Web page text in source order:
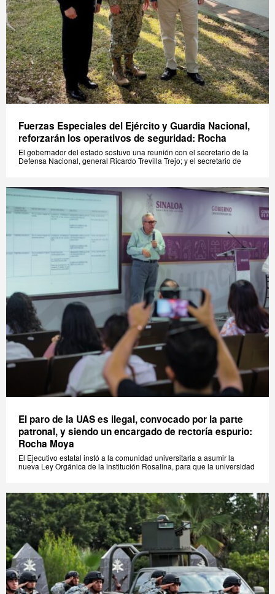
Fuerzas Especiales del Ejército y Guardia Nacional,
reforzarán los operativos de seguridad: Rocha
El gobernador del estado sostuvo una reunión con el secretario de la
Defensa Nacional, general Ricardo Trevilla Trejo; y el secretario de
El paro de la UAS es ilegal, convocado por la parte
patronal, y siendo un encargado de rectoría espurio:
Rocha Moya
El Ejecutivo estatal instó a la comunidad universitaria a asumir la
nueva Ley Orgánica de la institución Rosalina, para que la universidad